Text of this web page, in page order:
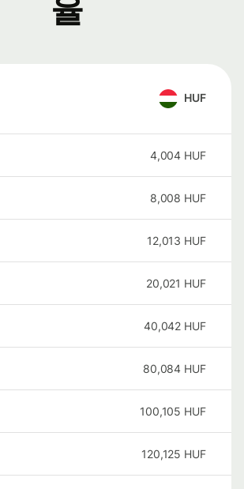
율
HUF
4,004 HUF
8,008 HUF
12,013 HUF
20,021 HUF
40,042 HUF
80,084 HUF
100,105 HUF
120,125 HUF